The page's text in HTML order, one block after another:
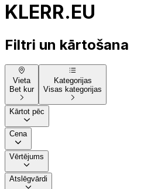
KLERR.EU
Filtri un kārtošana
Vieta
Bet kur
Kategorijas
Visas kategorijas
Kārtot pēc
Cena
Vērtējums
Atslēgvārdi